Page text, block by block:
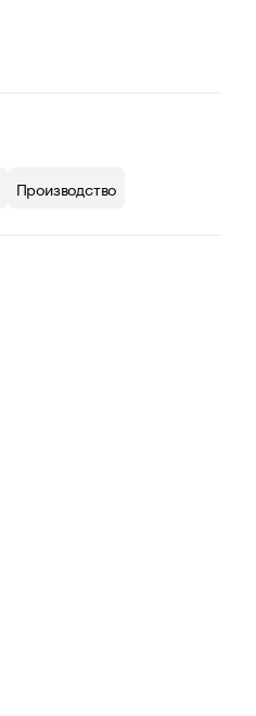
Производство